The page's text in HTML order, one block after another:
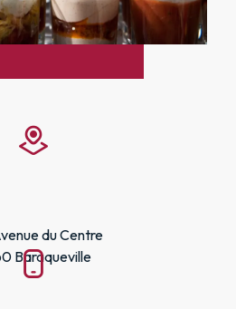
du Centre
Baraqueville